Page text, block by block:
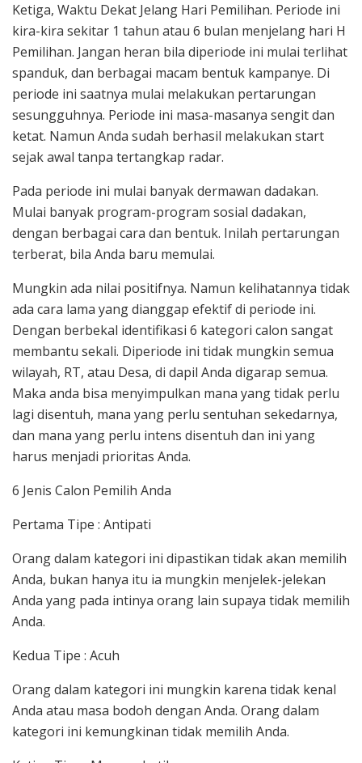
Ketiga, Waktu Dekat Jelang Hari Pemilihan. Periode ini
kira-kira sekitar 1 tahun atau 6 bulan menjelang hari H
Pemilihan. Jangan heran bila diperiode ini mulai terlihat
spanduk, dan berbagai macam bentuk kampanye. Di
periode ini saatnya mulai melakukan pertarungan
sesungguhnya. Periode ini masa-masanya sengit dan
ketat. Namun Anda sudah berhasil melakukan start
sejak awal tanpa tertangkap radar.
Pada periode ini mulai banyak dermawan dadakan.
Mulai banyak program-program sosial dadakan,
dengan berbagai cara dan bentuk. Inilah pertarungan
terberat, bila Anda baru memulai.
Mungkin ada nilai positifnya. Namun kelihatannya tidak
ada cara lama yang dianggap efektif di periode ini.
Dengan berbekal identifikasi 6 kategori calon sangat
membantu sekali. Diperiode ini tidak mungkin semua
wilayah, RT, atau Desa, di dapil Anda digarap semua.
Maka anda bisa menyimpulkan mana yang tidak perlu
lagi disentuh, mana yang perlu sentuhan sekedarnya,
dan mana yang perlu intens disentuh dan ini yang
harus menjadi prioritas Anda.
6 Jenis Calon Pemilih Anda
Pertama Tipe : Antipati
Orang dalam kategori ini dipastikan tidak akan memilih
Anda, bukan hanya itu ia mungkin menjelek-jelekan
Anda yang pada intinya orang lain supaya tidak memilih
Anda.
Kedua Tipe : Acuh
Orang dalam kategori ini mungkin karena tidak kenal
Anda atau masa bodoh dengan Anda. Orang dalam
kategori ini kemungkinan tidak memilih Anda.